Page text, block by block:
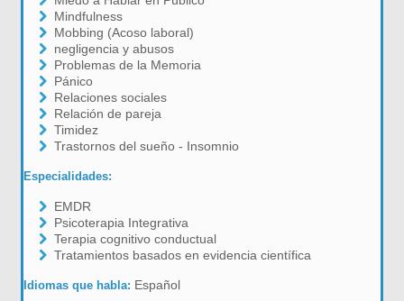
Mindfulness
Mobbing (Acoso laboral)
negligencia y abusos
Problemas de la Memoria
Pánico
Relaciones sociales
Relación de pareja
Timidez
Trastornos del sueño - Insomnio
Especialidades:
EMDR
Psicoterapia Integrativa
Terapia cognitivo conductual
Tratamientos basados en evidencia científica
Idiomas que habla: Español